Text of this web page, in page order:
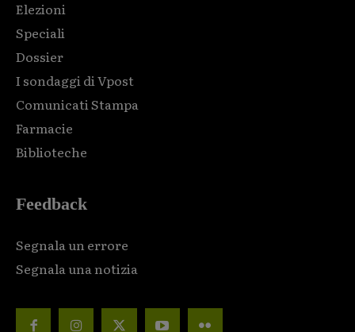
Elezioni
Speciali
Dossier
I sondaggi di Vpost
Comunicati Stampa
Farmacie
Biblioteche
Feedback
Segnala un errore
Segnala una notizia